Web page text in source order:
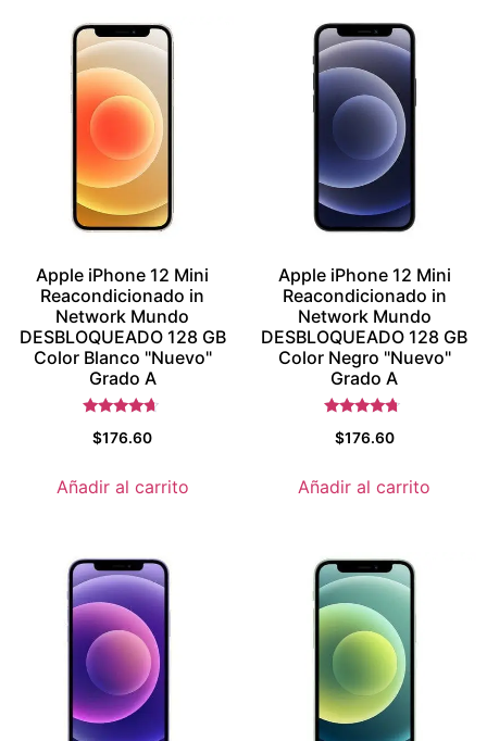
Apple iPhone 12 Mini
Reacondicionado in
Network Mundo
DESBLOQUEADO 128 GB
Color Blanco "Nuevo"
Grado A
Valorado
con
$176.60
Añadir al carrito
Apple iPhone 12 Mini
Reacondicionado in
Network Mundo
DESBLOQUEADO 128 GB
Color Negro "Nuevo"
Grado A
Valorado
con
$176.60
Añadir al carrito